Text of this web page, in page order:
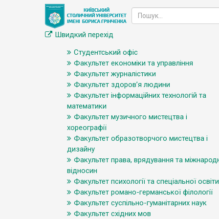
Швидкий перехід
Студентський офіс
Факультет економіки та управління
Факультет журналістики
Факультет здоров’я людини
Факультет інформаційних технологій та
математики
Факультет музичного мистецтва і
хореографії
Факультет образотворчого мистецтва і
дизайну
Факультет права, врядування та
відносин
Факультет психології та спеціальної освіти
Факультет романо-германської філології
Факультет суспільно-гуманітарних наук
Факультет східних мов